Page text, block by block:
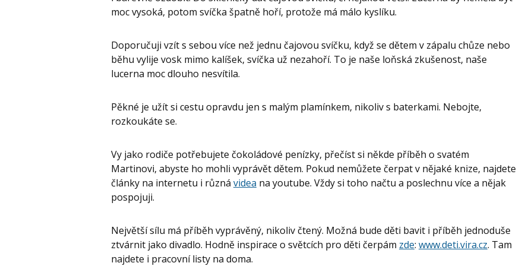
moc vysoká, potom svíčka špatně hoří, protože má málo kyslíku.
Doporučuji vzít s sebou více než jednu čajovou svíčku, když se dětem v zápalu chůze nebo
běhu vylije vosk mimo kalíšek, svíčka už nezahoří. To je naše loňská zkušenost, naše
lucerna moc dlouho nesvítila.
Pěkné je užít si cestu opravdu jen s malým plamínkem, nikoliv s baterkami. Nebojte,
rozkoukáte se.
Vy jako rodiče potřebujete čokoládové penízky, přečíst si někde příběh o svatém
Martinovi, abyste ho mohli vyprávět dětem. Pokud nemůžete čerpat v nějaké knize, najdete
články na internetu i různá videa na youtube. Vždy si toho načtu a poslechnu více a nějak
pospojuji.
Největší sílu má příběh vyprávěný, nikoliv čtený. Možná bude děti bavit i příběh jednoduše
ztvárnit jako divadlo. Hodně inspirace o světcích pro děti čerpám zde: www.deti.vira.cz. Tam
najdete i pracovní listy na doma.